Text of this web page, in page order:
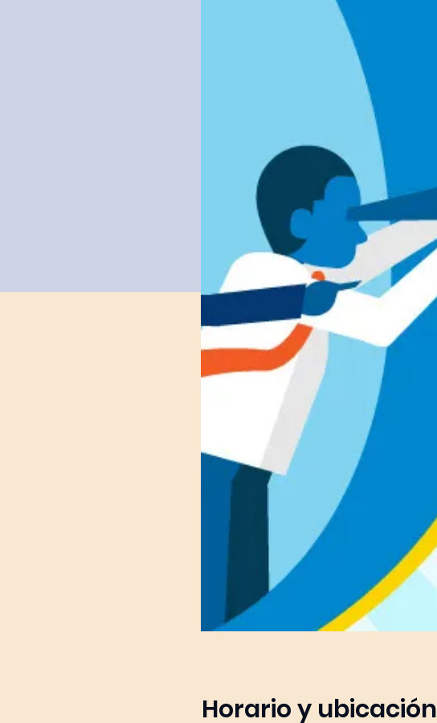
Horario y ubicación